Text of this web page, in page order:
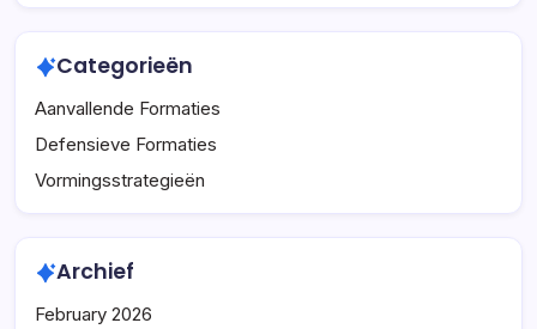
Categorieën
Aanvallende Formaties
Defensieve Formaties
Vormingsstrategieën
Archief
February 2026